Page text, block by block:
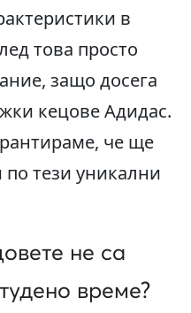
в
това просто
защо досега
кецове Адидас.
че ще
тези уникални
не са
време?